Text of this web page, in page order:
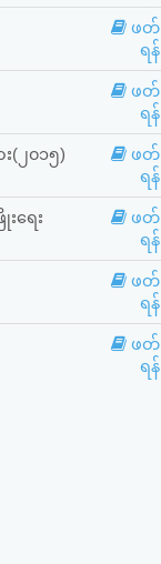
ဖတ်
ရန်
ဖတ်
ရန်
(၂၀၁၅)
ဖတ်
ရန်
ရေး
ဖတ်
ရန်
ဖတ်
ရန်
ဖတ်
ရန်